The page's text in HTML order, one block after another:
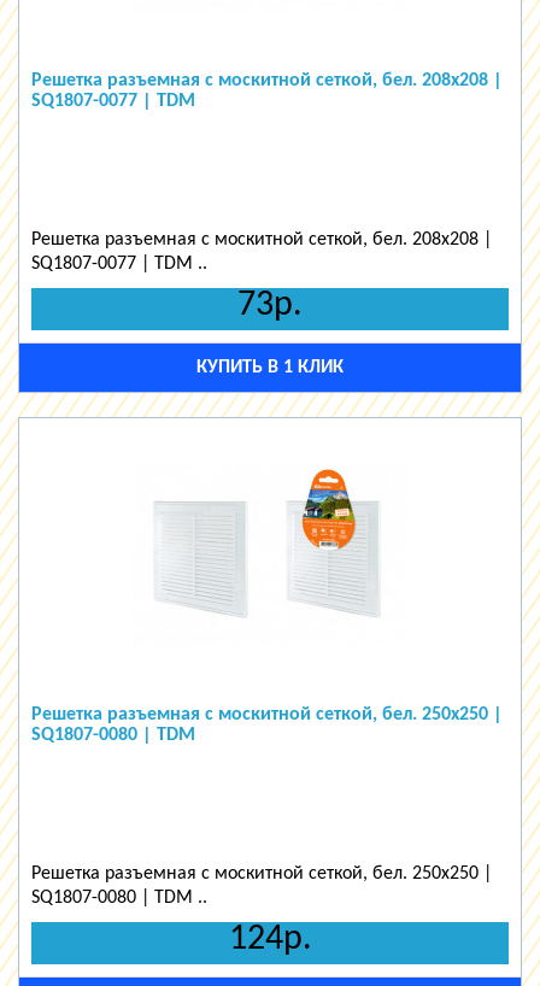
Решетка разъемная с москитной сеткой, бел. 208х208 |
SQ1807-0077 | TDM
Решетка разъемная с москитной сеткой, бел. 208х208 |
SQ1807-0077 | TDM ..
73р.
КУПИТЬ В 1 КЛИК
Решетка разъемная с москитной сеткой, бел. 250х250 |
SQ1807-0080 | TDM
Решетка разъемная с москитной сеткой, бел. 250х250 |
SQ1807-0080 | TDM ..
124р.